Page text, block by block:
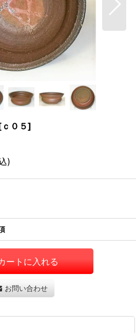
ｃ０５]
)
ートに入れる
お問い合わせ